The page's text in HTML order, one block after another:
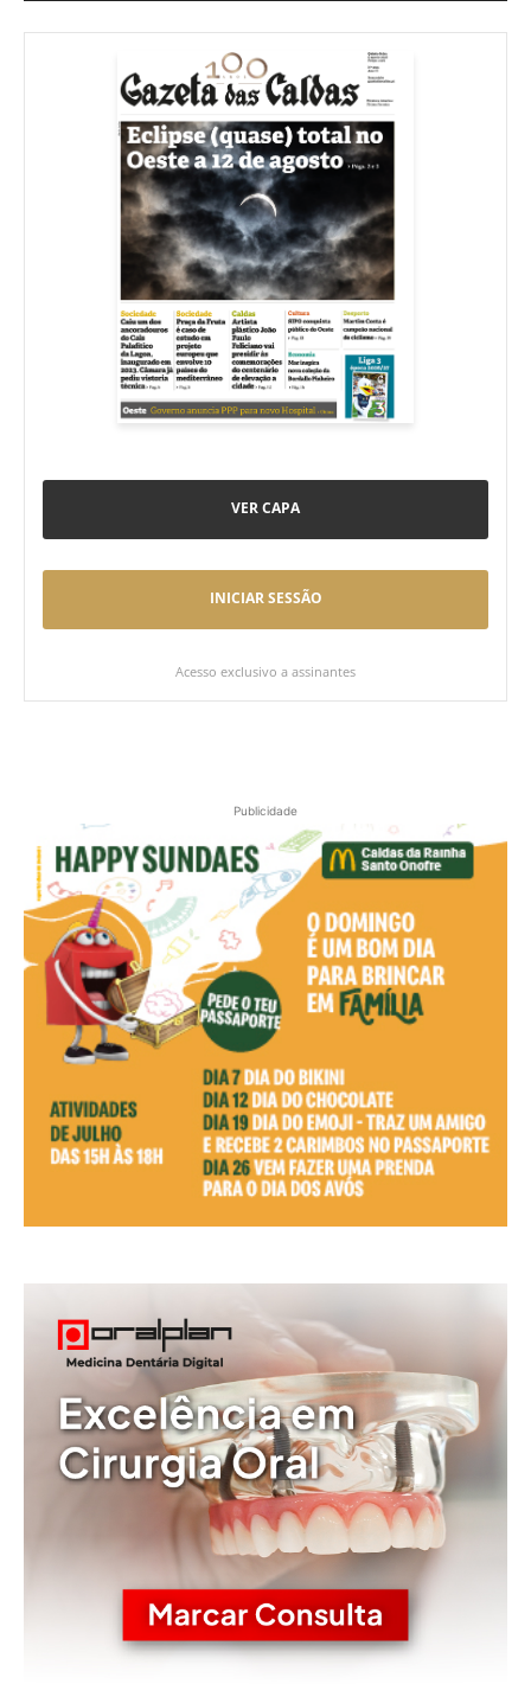
VER CAPA
INICIAR SESSÃO
Acesso exclusivo a assinantes
Publicidade